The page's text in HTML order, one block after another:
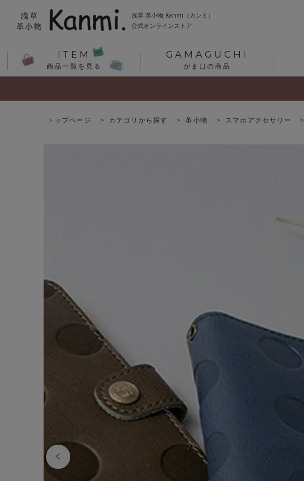
浅草 革小物 Kanmi（カンミ）
公式オンラインストア
ITEM
商品一覧を見る
GAMAGUCHI
がま口の商品
トップページ カテゴリから探す 革小物 スマホアクセサリー